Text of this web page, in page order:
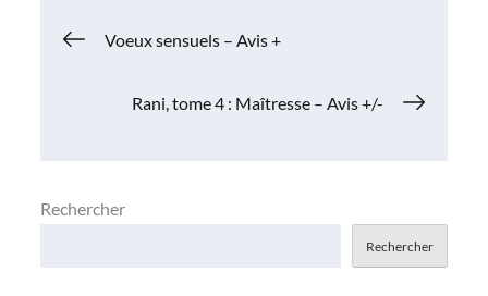
Navigation
Voeux sensuels – Avis +
Rani, tome 4 : Maîtresse – Avis +/-
Rechercher
Rechercher